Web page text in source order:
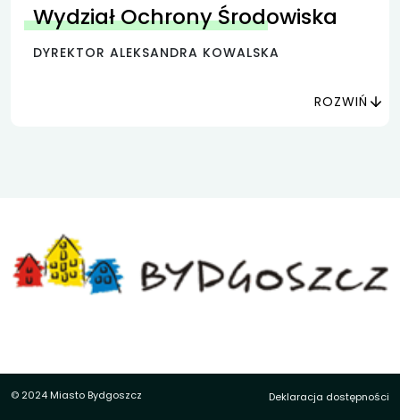
Wydział Ochrony Środowiska
DYREKTOR ALEKSANDRA KOWALSKA
ROZWIŃ
© 2024 Miasto Bydgoszcz Deklaracja dostępności